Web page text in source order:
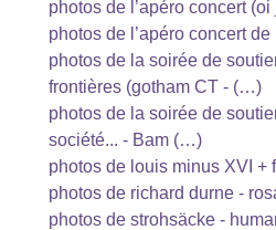
photos de l’apéro concert
photos de l’apéro concert
photos de la soirée de
frontières (gotham CT - (…)
photos de la soirée de
société... - Bam (…)
photos de louis minus XVI +
photos de richard durne -
photos de strohsäcke -